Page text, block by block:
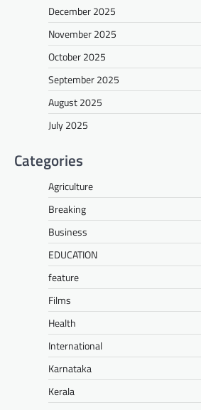
December 2025
November 2025
October 2025
September 2025
August 2025
July 2025
Categories
Agriculture
Breaking
Business
EDUCATION
feature
Films
Health
International
Karnataka
Kerala